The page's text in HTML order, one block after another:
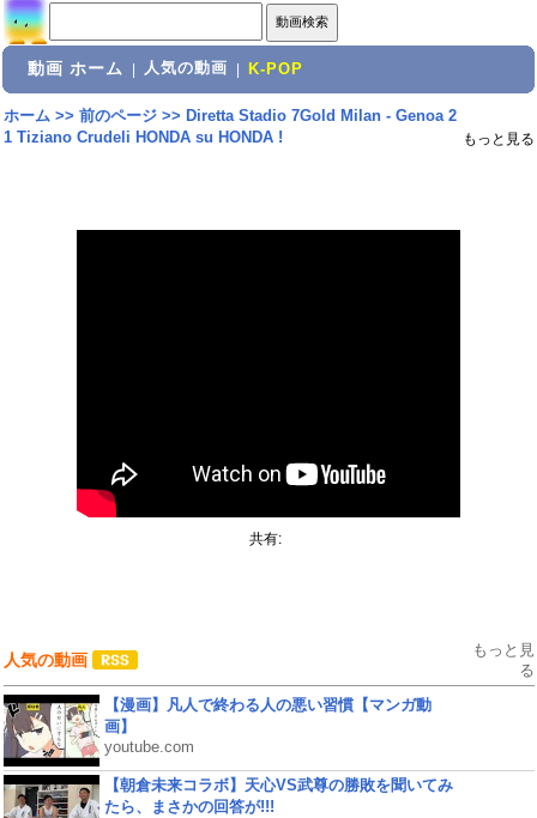
動画 ホーム 人気の動画 K-POP
ホーム>> 前のページ>> Diretta Stadio 7Gold Milan - Genoa 2
1 Tiziano Crudeli HONDA su HONDA !
もっと見る
共有:
人気の動画
もっと見
る
【漫画】凡人で終わる人の悪い習慣【マンガ動
画】
youtube.com
【朝倉未来コラボ】天心VS武尊の勝敗を聞いてみ
たら、まさかの回答が!!!